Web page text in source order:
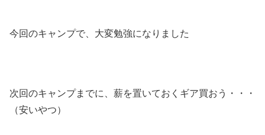
今回のキャンプで、大変勉強になりました
次回のキャンプまでに、薪を置いておくギア買おう・・・
（安いやつ）